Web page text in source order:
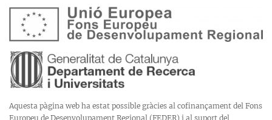
Aquesta pàgina web ha estat possible gràcies al cofinançament del Fons
Europeu de Desenvolupament Regional (FEDER) i al suport del